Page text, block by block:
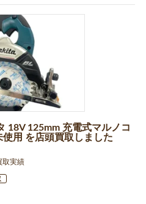
18V 125mm 充電式マルノコ
用 を店頭買取しました
取実績